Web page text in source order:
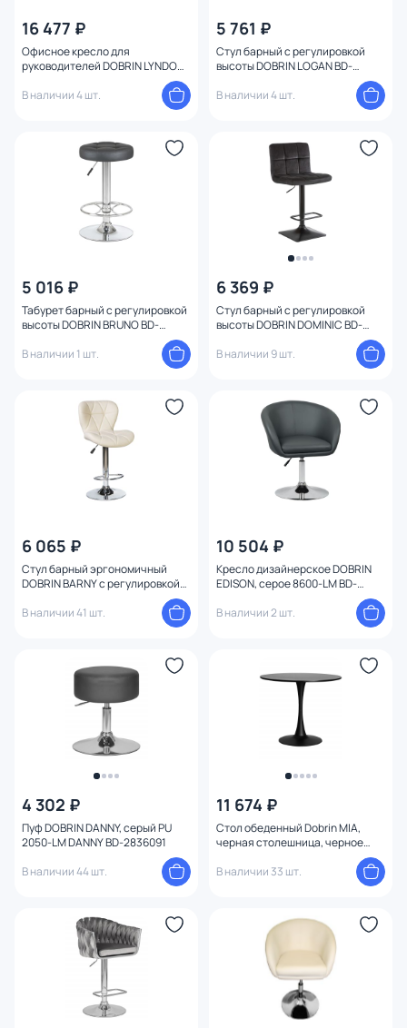
16 477 ₽
Офисное кресло для
руководителей DOBRIN LYNDON,
В наличии 4 шт.
5 761 ₽
Стул барный с регулировкой
высоты DOBRIN LOGAN BD-
В наличии 4 шт.
5 016 ₽
Табурет барный с регулировкой
высоты DOBRIN BRUNO BD-
В наличии 1 шт.
6 369 ₽
Стул барный с регулировкой
высоты DOBRIN DOMINIC BD-
В наличии 9 шт.
6 065 ₽
Стул барный эргономичный
DOBRIN BARNY с регулировкой
высоты BD-1021434 BD-1021434
В наличии 41 шт.
10 504 ₽
Кресло дизайнерское DOBRIN
EDISON, серое 8600-LM BD-
В наличии 2 шт.
4 302 ₽
Пуф DOBRIN DANNY, серый PU
2050-LM DANNY BD-2836091
В наличии 44 шт.
11 674 ₽
Стол обеденный Dobrin MIA,
черная столешница, черное
основание 219TD-LMZL MIA BD-
2836012
В наличии 33 шт.